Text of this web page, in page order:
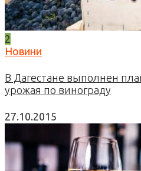
2
Новини
В Дагестане выполнен
урожая по винограду
27.10.2015